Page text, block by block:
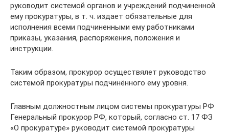
руководит системой органов и учреждений подчиненной
ему прокуратуры, в т. ч. издает обязательные для
исполнения всеми подчиненными ему работниками
приказы, указания, распоряжения, положения и
инструкции.
Таким образом, прокурор осуществялет руководство
системой прокуратуры подчинённого ему уровня.
Главным должностным лицом системы прокуратуры РФ
Генеральный прокурор РФ, который, согласно ст. 17 ФЗ
«О прокуратуре» руководит системой прокуратуры